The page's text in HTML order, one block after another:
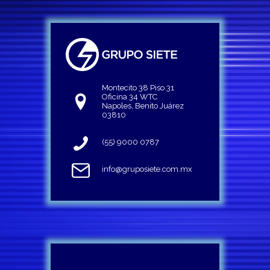
Montecito 38 Piso 31
Oficina 34 WTC
Napoles, Benito Juárez
03810
(55) 9000 0787
info@gruposiete.com.mx